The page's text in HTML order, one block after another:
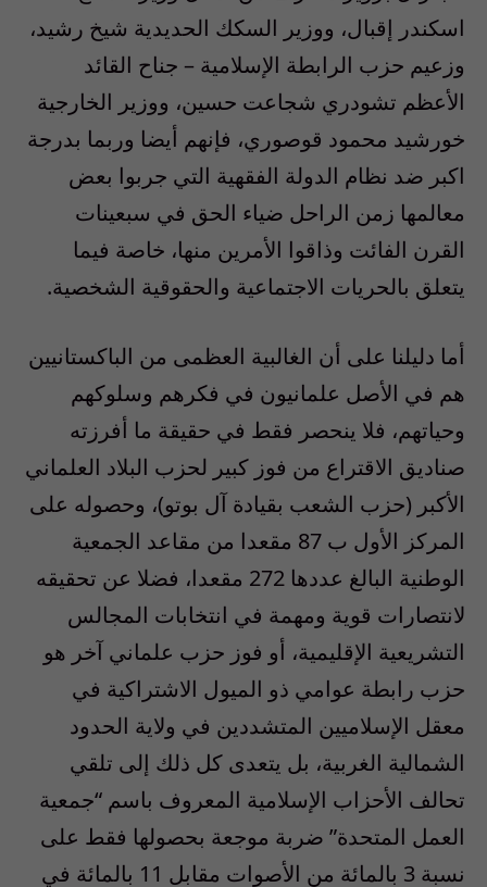
اسكندر إقبال، ووزير السكك الحديدية شيخ رشيد،
وزعيم حزب الرابطة الإسلامية – جناح القائد
الأعظم تشودري شجاعت حسين، ووزير الخارجية
خورشيد محمود قوصوري، فإنهم أيضا وربما بدرجة
اكبر ضد نظام الدولة الفقهية التي جربوا بعض
معالمها زمن الراحل ضياء الحق في سبعينات
القرن الفائت وذاقوا الأمرين منها، خاصة فيما
يتعلق بالحريات الاجتماعية والحقوقية الشخصية.
أما دليلنا على أن الغالبية العظمى من الباكستانيين
هم في الأصل علمانيون في فكرهم وسلوكهم
وحياتهم، فلا ينحصر فقط في حقيقة ما أفرزته
صناديق الاقتراع من فوز كبير لحزب البلاد العلماني
الأكبر (حزب الشعب بقيادة آل بوتو)، وحصوله على
المركز الأول ب 87 مقعدا من مقاعد الجمعية
الوطنية البالغ عددها 272 مقعدا، فضلا عن تحقيقه
لانتصارات قوية ومهمة في انتخابات المجالس
التشريعية الإقليمية، أو فوز حزب علماني آخر هو
حزب رابطة عوامي ذو الميول الاشتراكية في
معقل الإسلاميين المتشددين في ولاية الحدود
الشمالية الغربية، بل يتعدى كل ذلك إلى تلقي
تحالف الأحزاب الإسلامية المعروف باسم “جمعية
العمل المتحدة” ضربة موجعة بحصولها فقط على
نسبة 3 بالمائة من الأصوات مقابل 11 بالمائة في